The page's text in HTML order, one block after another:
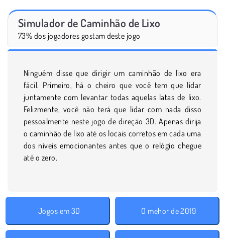
Simulador de Caminhão de Lixo
73% dos jogadores gostam deste jogo
Ninguém disse que dirigir um caminhão de lixo era
fácil. Primeiro, há o cheiro que você tem que lidar
juntamente com levantar todas aquelas latas de lixo.
Felizmente, você não terá que lidar com nada disso
pessoalmente neste jogo de direção 3D. Apenas dirija
o caminhão de lixo até os locais corretos em cada uma
dos níveis emocionantes antes que o relógio chegue
até o zero.
Jogos em 3D O mehor de 2019